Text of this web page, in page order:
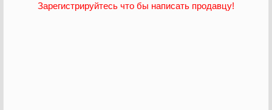
Зарегистрируйтесь что бы написать продавцу!